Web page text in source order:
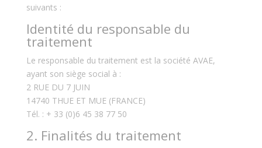
suivants :
Identité du responsable du
traitement
Le responsable du traitement est la société AVAE,
ayant son siège social à :
2 RUE DU 7 JUIN
14740 THUE ET MUE (FRANCE)
Tél. : + 33 (0)6 45 38 77 50
2. Finalités du traitement